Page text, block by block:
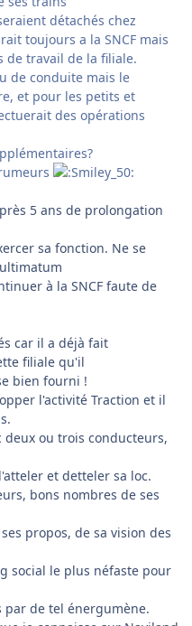
détachés chez
toujours a la SNCF mais
de travail de la filiale.
de conduite mais le
et pour les petits et
des opérations
5 ans de prolongation
sa fonction. Ne se
à la SNCF faute de
car il a déjà fait
filiale qu'il
bien fourni !
l'activité Traction et il
deux ou trois conducteurs,
et detteler sa loc.
bons nombres de ses
propos, de sa vision des
social le plus néfaste pour
de tel énergumène.